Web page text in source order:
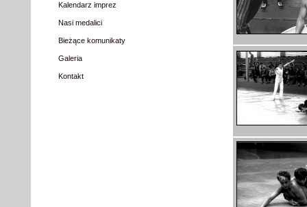
Kalendarz imprez
Nasi medalici
Bieżące komunikaty
Galeria
Kontakt